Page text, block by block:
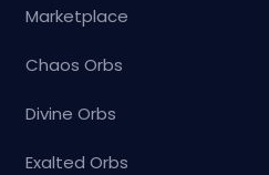
Marketplace
Chaos Orbs
Divine Orbs
Exalted Orbs